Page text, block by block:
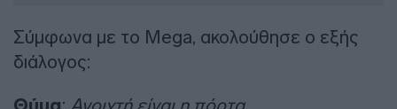
Σύμφωνα με το Mega, ακολούθησε ο εξής
διάλογος: